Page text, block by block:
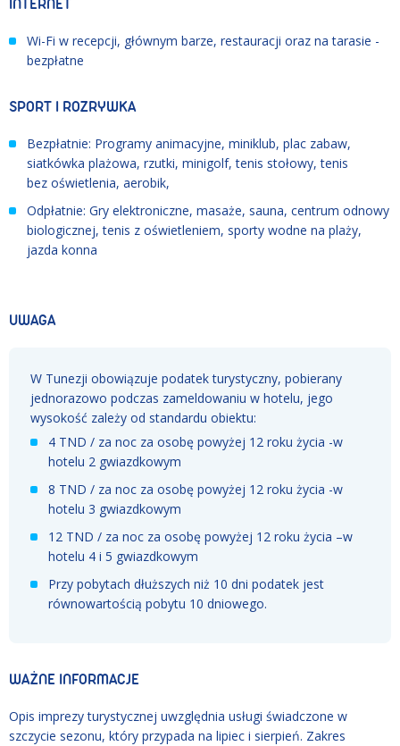
INTERNET
Wi-Fi w recepcji, głównym barze, restauracji oraz na tarasie -
bezpłatne
SPORT I ROZRYWKA
Bezpłatnie: Programy animacyjne, miniklub, plac zabaw,
siatkówka plażowa, rzutki, minigolf, tenis stołowy, tenis
bez oświetlenia, aerobik,
Odpłatnie: Gry elektroniczne, masaże, sauna, centrum odnowy
biologicznej, tenis z oświetleniem, sporty wodne na plaży,
jazda konna
UWAGA
W Tunezji obowiązuje podatek turystyczny, pobierany
jednorazowo podczas zameldowaniu w hotelu, jego
wysokość zależy od standardu obiektu:
4 TND / za noc za osobę powyżej 12 roku życia -w
hotelu 2 gwiazdkowym
8 TND / za noc za osobę powyżej 12 roku życia -w
hotelu 3 gwiazdkowym
12 TND / za noc za osobę powyżej 12 roku życia –w
hotelu 4 i 5 gwiazdkowym
Przy pobytach dłuższych niż 10 dni podatek jest
równowartością pobytu 10 dniowego.
WAŻNE INFORMACJE
Opis imprezy turystycznej uwzględnia usługi świadczone w
szczycie sezonu, który przypada na lipiec i sierpień. Zakres